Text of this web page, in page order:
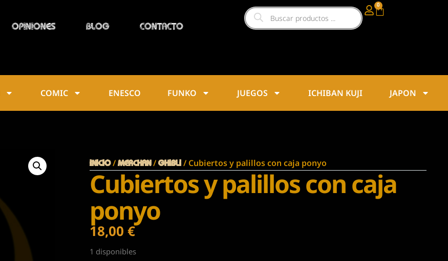
OPINIONES BLOG CONTACTO
0
COMIC ENESCO FUNKO JUEGOS ICHIBAN KUJI JAPON
Inicio/MERCHAN/GHIBLI/ Cubiertos y palillos con caja ponyo
Cubiertos y palillos con caja
ponyo
18,00€
1 disponibles